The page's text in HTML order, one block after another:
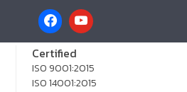
Certified
ISO 9001:2015
ISO 14001:2015